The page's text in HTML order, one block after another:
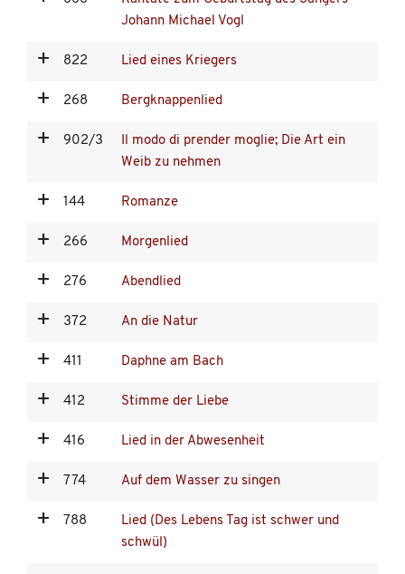
Johann Michael Vogl
822 Lied eines Kriegers
268 Bergknappenlied
902/3
Il modo di prender moglie; Die Art ein
Weib zu nehmen
144 Romanze
266 Morgenlied
276 Abendlied
372 An die Natur
411 Daphne am Bach
412 Stimme der Liebe
416 Lied in der Abwesenheit
774 Auf dem Wasser zu singen
788
Lied (Des Lebens Tag ist schwer und
schwül)